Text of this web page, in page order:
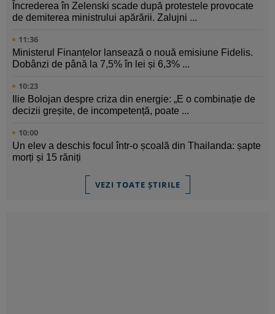
Încrederea în Zelenski scade după protestele provocate
de demiterea ministrului apărării. Zalujni ...
11:36
Ministerul Finanțelor lansează o nouă emisiune Fidelis.
Dobânzi de până la 7,5% în lei și 6,3% ...
10:23
Ilie Bolojan despre criza din energie: „E o combinație de
decizii greșite, de incompetență, poate ...
10:00
Un elev a deschis focul într-o școală din Thailanda: șapte
morți și 15 răniți
VEZI TOATE ȘTIRILE